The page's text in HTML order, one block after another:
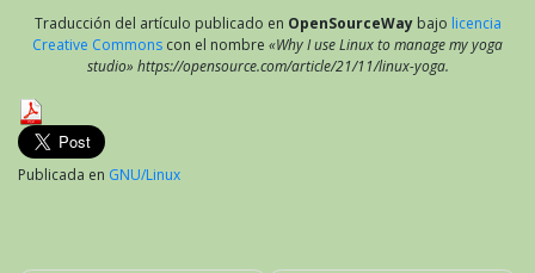
Traducción del artículo publicado en OpenSourceWaybajo licencia
Creative Commons con el nombre «Why I use Linux to manage my yoga
studio» https://opensource.com/article/21/11/linux-yoga.
Publicada en GNU/Linux